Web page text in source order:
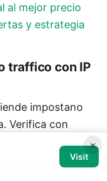
al mejor precio
y estrategia
traffico con IP
impostano
Verifica con
IP dedicato?
×
Visit